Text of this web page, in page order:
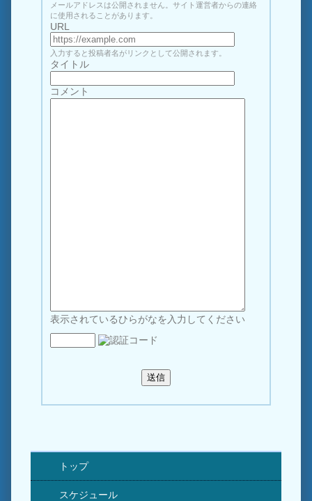
メールアドレスは公開されません。サイト運営者からの連絡
に使用されることがあります。
URL
入力すると投稿者名がリンクとして公開されます。
タイトル
コメント
表示されているひらがなを入力してください
トップ
スケジュール